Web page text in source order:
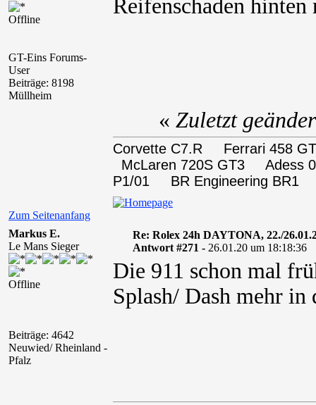
Offline
GT-Eins Forums-
User
Beiträge: 8198
Müllheim
Reifenschaden
Zum Seitenanfang
« Zuletzt
Corvette C7.R Ferrari 458
McLaren 720S GT3
P1/01 BR Engineering BR1
Markus E.
Le Mans Sieger
Offline
Beiträge: 4642
Neuwied/ Rheinland -
Pfalz
Re: Rolex 24h DAYTONA, 22./
Antwort #271 - 26.01.20 um 18:18:36
Die 911 schon mal
Splash/ Dash mehr